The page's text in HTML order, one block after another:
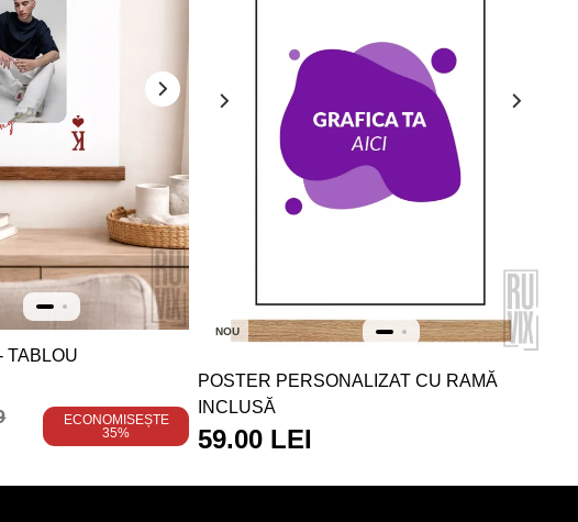
TABLOU
ECONOMISEȘTE
35%
NOU
POSTER PERSONALIZAT CU RAMĂ
INCLUSĂ
59.00 LEI